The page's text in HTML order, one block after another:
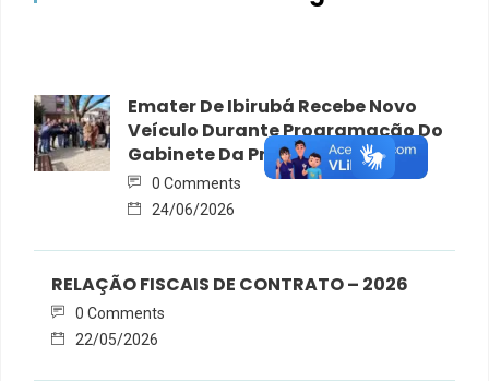
Emater De Ibirubá Recebe Novo
Veículo Durante Programação Do
Gabinete Da Prefeita Na Rua
0 Comments
24/06/2026
RELAÇÃO FISCAIS DE CONTRATO – 2026
0 Comments
22/05/2026